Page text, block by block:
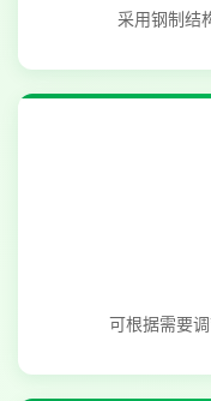
采用钢制结
可根据需要